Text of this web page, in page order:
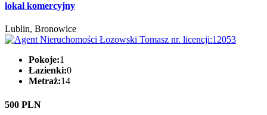
lokal komercyjny
Lublin, Bronowice
Pokoje:1
Łazienki:0
Metraż:14
500 PLN